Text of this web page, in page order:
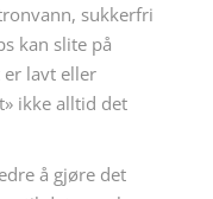
sukkerfri
kan slite på
lavt eller
ikke alltid det
å gjøre det